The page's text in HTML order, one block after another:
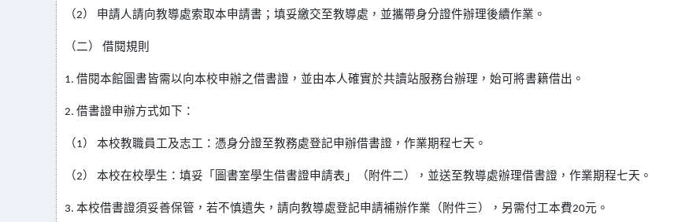
（2） 申請人請向教導處索取本申請書；填妥繳交至教導處，並攜帶身分證件辦理後續作業。
（二） 借閱規則
1. 借閱本館圖書皆需以向本校申辦之借書證，並由本人確實於共讀站服務台辦理，始可將書籍借出。
2. 借書證申辦方式如下：
（1） 本校教職員工及志工：憑身分證至教務處登記申辦借書證，作業期程七天。
（2） 本校在校學生：填妥「圖書室學生借書證申請表」（附件二），並送至教導處辦理借書證，作業期程七天。
3. 本校借書證須妥善保管，若不慎遺失，請向教導處登記申請補辦作業（附件三），另需付工本費20元。